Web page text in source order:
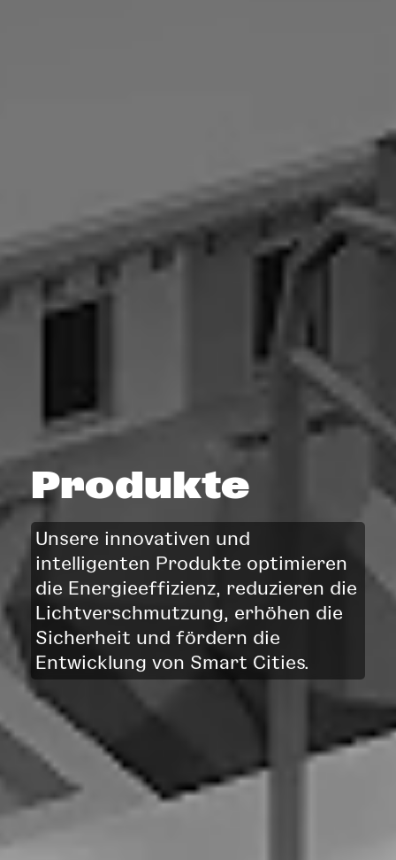
Produkte
Unsere innovativen und
intelligenten Produkte optimieren
die Energieeffizienz, reduzieren die
Lichtverschmutzung, erhöhen die
Sicherheit und fördern die
Entwicklung von Smart Cities.